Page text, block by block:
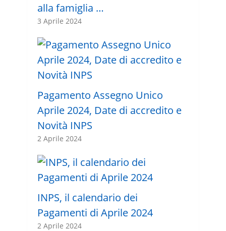
alla famiglia …
3 Aprile 2024
Pagamento Assegno Unico
Aprile 2024, Date di accredito e
Novità INPS
2 Aprile 2024
INPS, il calendario dei
Pagamenti di Aprile 2024
2 Aprile 2024